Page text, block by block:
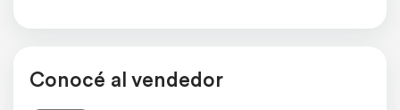
Conocé al vendedor